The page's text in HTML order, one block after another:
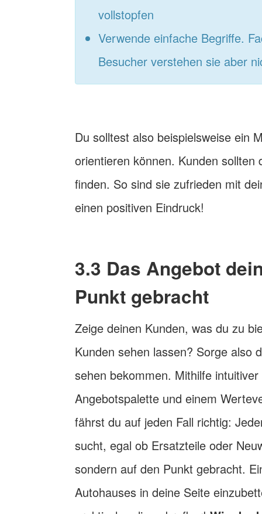
vollstopfen
Verwende einfache Begriffe.
Besucher verstehen sie aber
Du solltest also beispielsweise ein
orientieren können. Kunden
finden. So sind sie zufrieden mit
einen positiven Eindruck!
3.3 Das Angebot
Punkt gebracht
Zeige deinen Kunden, was du zu
Kunden sehen lassen? Sorge also
sehen bekommen. Mithilfe
Angebotspalette und einem
fährst du auf jeden Fall richtig:
sucht, egal ob Ersatzteile oder
sondern auf den Punkt gebracht.
Autohauses in deine Seite